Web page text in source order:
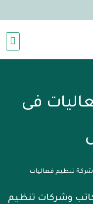
فى
شركة تنظيم فعاليات
وشركات تنظيم